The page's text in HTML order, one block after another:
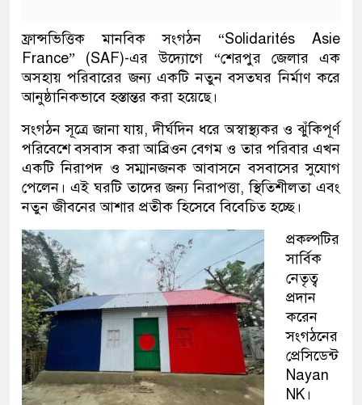
ফ্রান্সভিত্তিক মানবিক সংগঠন “Solidarités Asie
France” (SAF)-এর উদ্যোগে “শেরপুর জেলার এক
অসহায় পরিবারের জন্য একটি নতুন বসতঘর নির্মাণ করে
আনুষ্ঠানিকভাবে হস্তান্তর করা হয়েছে।
সংগঠন সূত্রে জানা যায়, দীর্ঘদিন ধরে অস্বাস্থ্যকর ও ঝুঁকিপূর্ণ
পরিবেশে বসবাস করা আব্রিওন বেগম ও তার পরিবার এখন
একটি নিরাপদ ও সম্মানজনক আবাসনে বসবাসের সুযোগ
পেলেন। এই ঘরটি তাদের জন্য নিরাপত্তা, স্থিতিশীলতা এবং
নতুন জীবনের আশার প্রতীক হিসেবে বিবেচিত হচ্ছে।
প্রকল্পটির
সার্বিক
নেতৃত্ব
প্রদান
করেন
সংগঠনের
প্রেসিডেন্ট
Nayan
NK।